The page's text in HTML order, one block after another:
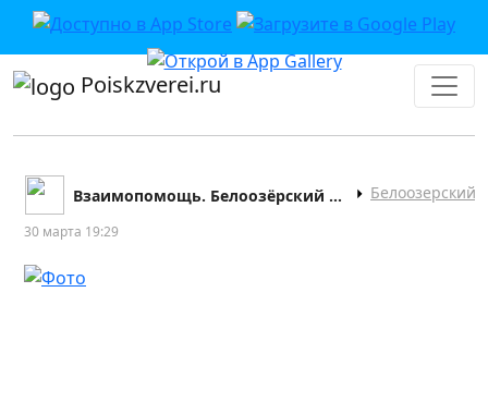
Poiskzverei.ru
Взаимопомощь. Белоозёрский и окрестности Белоозерский
30 марта 19:29